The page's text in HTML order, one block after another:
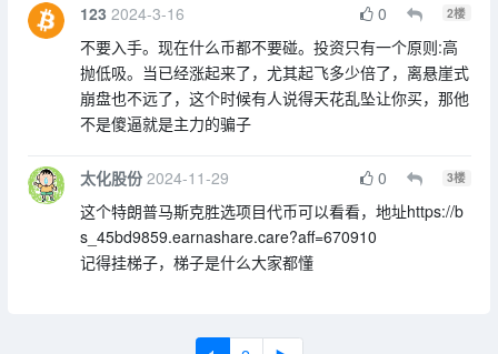
123 2024-3-16 0 2楼
不要入手。现在什么币都不要碰。投资只有一个原则:高
抛低吸。当已经涨起来了，尤其起飞多少倍了，离悬崖式
崩盘也不远了，这个时候有人说得天花乱坠让你买，那他
不是傻逼就是主力的骗子
太化股份 2024-11-29 0 3楼
这个特朗普马斯克胜选项目代币可以看看，地址https://b
s_45bd9859.earnashare.care?aff=670910
记得挂梯子，梯子是什么大家都懂